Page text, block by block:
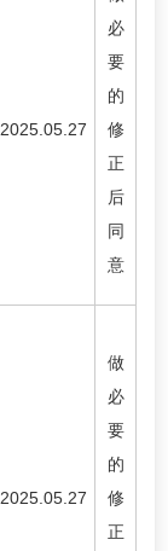
2025.05.27
必
要
的
修
正
后
同
意
2025.05.27
做
必
要
的
修
正